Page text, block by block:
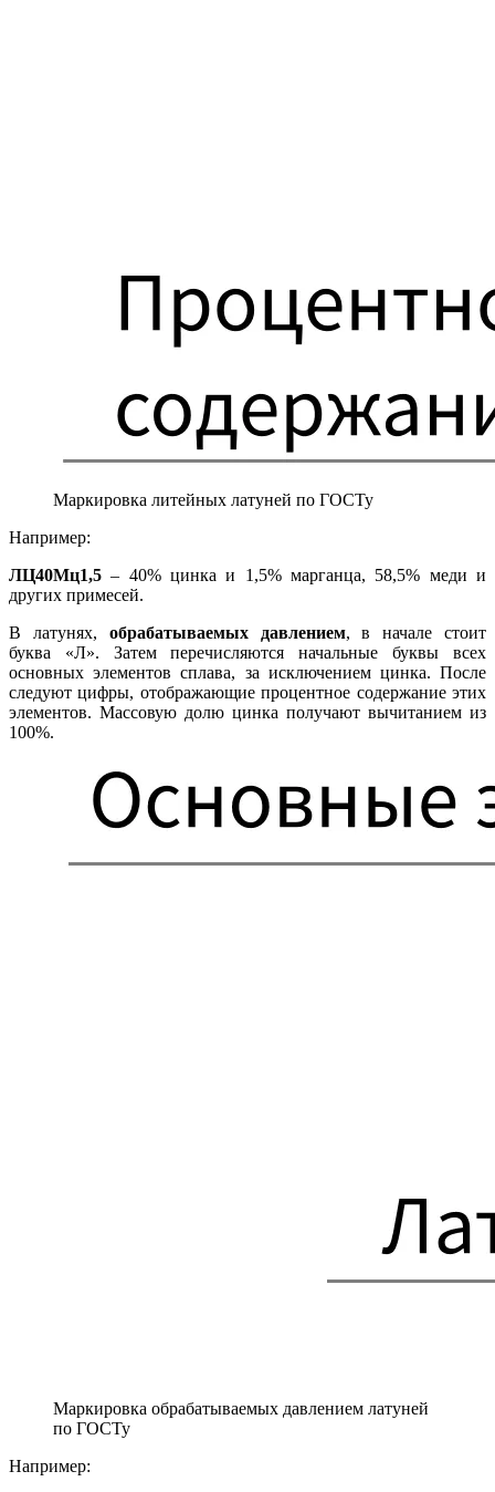
Маркировка литейных латуней по ГОСТу
Например:
ЛЦ40Мц1,5 – 40% цинка и 1,5% марганца, 58,5% меди и
других примесей.
В латунях, обрабатываемых давлением, в начале стоит
буква «Л». Затем перечисляются начальные буквы всех
основных элементов сплава, за исключением цинка. После
следуют цифры, отображающие процентное содержание этих
элементов. Массовую долю цинка получают вычитанием из
100%.
Маркировка обрабатываемых давлением латуней
по ГОСТу
Например: